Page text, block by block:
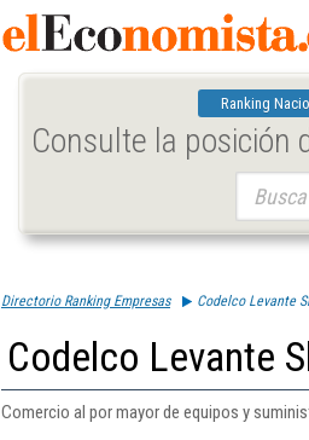
Ranking
Consulte la posición
Directorio Ranking Empresas Codelco Levante Sl
Codelco Levante
Comercio al por mayor de equipos y